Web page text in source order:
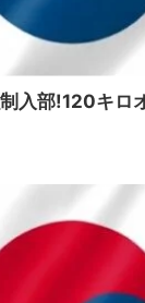
制入部!120キロ